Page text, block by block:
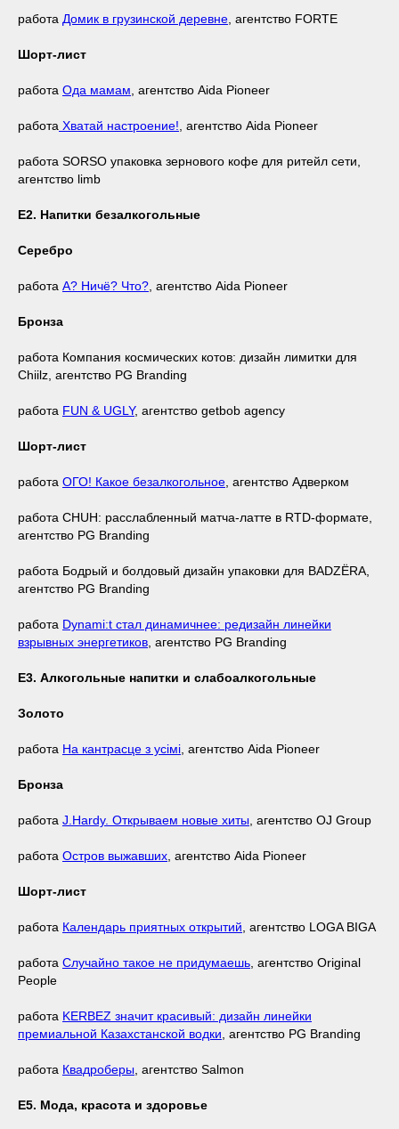
работа Домик в грузинской деревне , агентство FORTE
Шорт-лист
работа Ода мамам , агентство Aida Pioneer
работа Хватай настроение! , агентство Aida Pioneer
работа SORSO упаковка зернового кофе для ритейл сети,
агентство limb
Е2. Напитки безалкогольные
Серебро
работа А? Ничё? Что? , агентство Aida Pioneer
Бронза
работа Компания космических котов: дизайн лимитки для
Chiilz, агентство PG Branding
работа FUN & UGLY, агентство getbob agency
Шорт-лист
работа ОГО! Какое безалкогольное , агентство Адверком
работа CHUH: расслабленный матча-латте в RTD-формате,
агентство PG Branding
работа Бодрый и болдовый дизайн упаковки для BADZЁRA,
агентство PG Branding
работа Dynami:t стал динамичнее: редизайн линейки
взрывных энергетиков , агентство PG Branding
Е3. Алкогольные напитки и слабоалкогольные
Золото
работа На кантрасце з усімі , агентство Aida Pioneer
Бронза
работа J.Hardy. Открываем новые хиты , агентство OJ Group
работа Остров выжавших , агентство Aida Pioneer
Шорт-лист
работа Календарь приятных открытий , агентство LOGA BIGA
работа Случайно такое не придумаешь , агентство Original
People
работа KERBEZ значит красивый: дизайн линейки
премиальной Казахстанской водки , агентство PG Branding
работа Квадроберы , агентство Salmon
Е5. Мода, красота и здоровье